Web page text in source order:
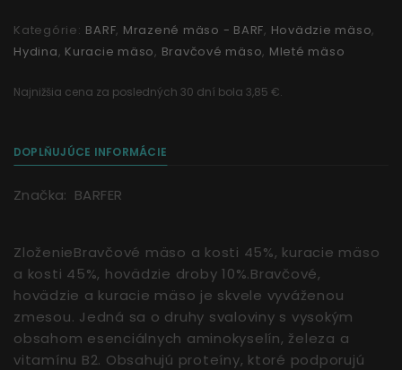
Kategórie: BARF, Mrazené mäso - BARF, Hovädzie mäso,
Hydina, Kuracie mäso, Bravčové mäso, Mleté mäso
Najnižšia cena za posledných 30 dní bola 3,85 €.
DOPLŇUJÚCE INFORMÁCIE
Značka: BARFER
ZloženieBravčové mäso a kosti 45%, kuracie mäso
a kosti 45%, hovädzie droby 10%.Bravčové,
hovädzie a kuracie mäso je skvele vyváženou
zmesou. Jedná sa o druhy svaloviny s vysokým
obsahom esenciálnych aminokyselín, železa a
vitamínu B2. Obsahujú proteíny, ktoré podporujú